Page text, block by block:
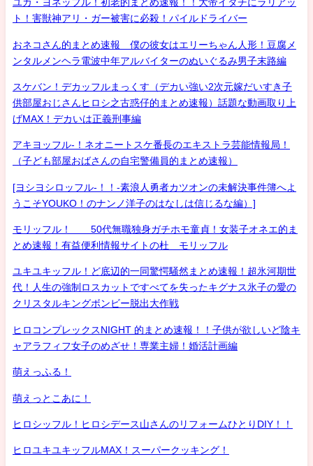
ユカ・ヨネッフル！初老的まとめ速報！！大帝イタチにラリアッ
ト！害獣神アリ・ガー被害に必殺！パイルドライバー
おネコさん的まとめ速報 僕の彼女はエリーちゃん人形！豆腐メ
ンタルメンヘラ電波中年アルバイターのぬいぐるみ男子末路編
スケバン！デカッフルまっくす（デカい強い2次元嫁だいすき子
供部屋おじさんヒロシ之古惑仔的まとめ速報）話題な動画取り上
げMAX！デカいは正義刑事編
アキヨッフル-！ネオニートスケ番長のエキストラ芸能情報局！
（子ども部屋おばさんの自宅警備員的まとめ速報）
[ヨシヨシロッフル-！！-素浪人勇者カツオンの未解決事件簿へよ
うこそYOUKO！のナンノ洋子のはなしは信じるな編）]
モリッフル！ 50代無職独身ガチホモ童貞！女装子オネエ的ま
とめ速報！有益便利情報サイトの杜 モリッフル
ユキユキッフル！ど底辺的一同驚愕騒然まとめ速報！超氷河期世
代！人生の強制ロスカットですべてを失ったキグナス氷子の愛の
クリスタルキングボンビー脱出大作戦
ヒロコンプレックスNIGHT 的まとめ速報！！子供が欲しいど陰キ
ャアラフィフ女子のめざせ！専業主婦！婚活計画編
萌えっふる！
萌えっとこあに！
ヒロシッフル！ヒロシデース山さんのリフォームひとりDIY！！
ヒロユキユキッフルMAX！スーパークッキング！